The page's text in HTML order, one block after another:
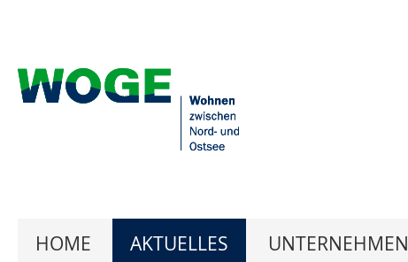
HOME AKTUELLES UNTERNEHMEN